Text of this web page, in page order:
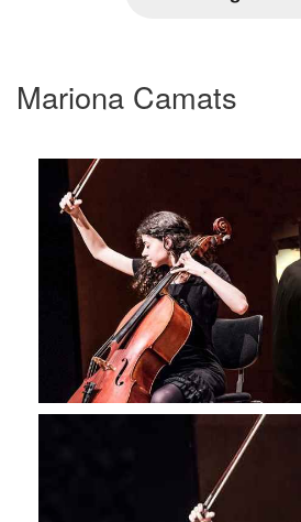
Mariona Camats